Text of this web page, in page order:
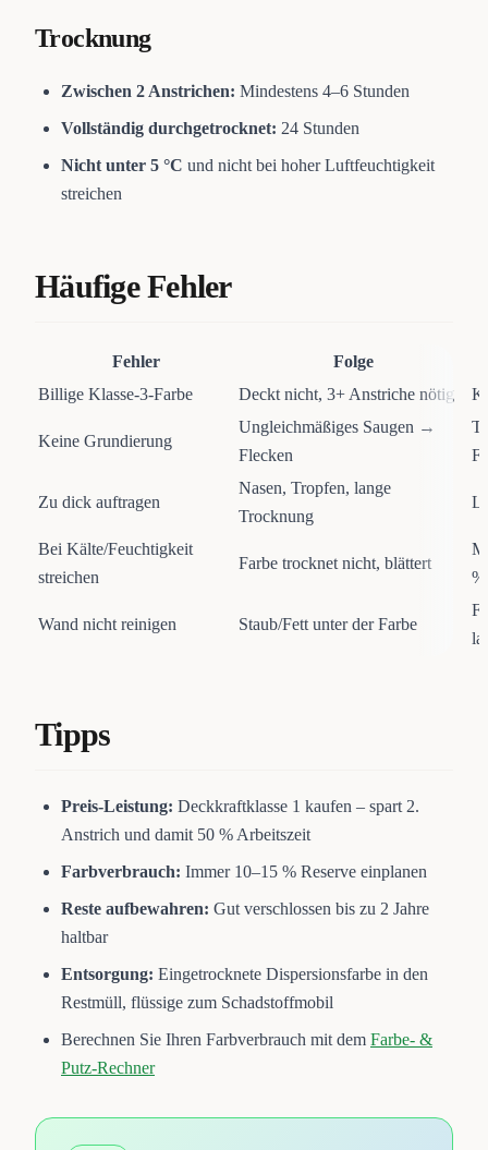
Trocknung
Zwischen 2 Anstrichen: Mindestens 4–6 Stunden
Vollständig durchgetrocknet: 24 Stunden
Nicht unter 5 °C und nicht bei hoher Luftfeuchtigkeit
streichen
Häufige Fehler
Fehler
Folge
Billige Klasse-3-Farbe
Deckt nicht, 3+ Anstriche nötig
Keine Grundierung
Ungleichmäßiges Saugen →
Flecken
Zu dick auftragen
Nasen, Tropfen, lange
Trocknung
Bei Kälte/Feuchtigkeit
streichen
Farbe trocknet nicht, blättert
%
Wand nicht reinigen Staub/Fett unter der Farbe
Tipps
Preis-Leistung: Deckkraftklasse 1 kaufen – spart 2.
Anstrich und damit 50 % Arbeitszeit
Farbverbrauch: Immer 10–15 % Reserve einplanen
Reste aufbewahren: Gut verschlossen bis zu 2 Jahre
haltbar
Entsorgung: Eingetrocknete Dispersionsfarbe in den
Restmüll, flüssige zum Schadstoffmobil
Berechnen Sie Ihren Farbverbrauch mit dem Farbe- &
Putz-Rechner